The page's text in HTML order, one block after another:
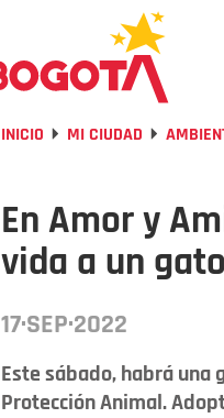
INICIO MI CIUDAD
En Amor y
vida a un
17·SEP·2022
Este sábado, habrá
Protección Animal.